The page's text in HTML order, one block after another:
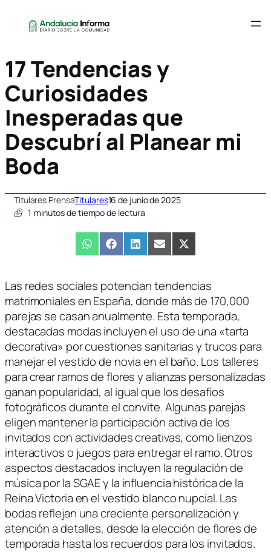
17 Tendencias y
Curiosidades
Inesperadas que
Descubrí al Planear mi
Boda
Titulares PrensaTitulares16 de junio de 2025
1 minutos de tiempo de lectura
Compartir
en
WhatsAppCompartir
en
FacebookCompartir
en
LinkedInCompartir
en
EmailCompartir
en
X
(Twitter)
Las redes sociales potencian tendencias
matrimoniales en España, donde más de 170,000
parejas se casan anualmente. Esta temporada,
destacadas modas incluyen el uso de una «tarta
decorativa» por cuestiones sanitarias y trucos para
manejar el vestido de novia en el baño. Los talleres
para crear ramos de flores y alianzas personalizadas
ganan popularidad, al igual que los desafíos
fotográficos durante el convite. Algunas parejas
eligen mantener la participación activa de los
invitados con actividades creativas, como lienzos
interactivos o juegos para entregar el ramo. Otros
aspectos destacados incluyen la regulación de
música por la SGAE y la influencia histórica de la
Reina Victoria en el vestido blanco nupcial. Las
bodas reflejan una creciente personalización y
atención a detalles, desde la elección de flores de
temporada hasta los recuerdos para los invitados.